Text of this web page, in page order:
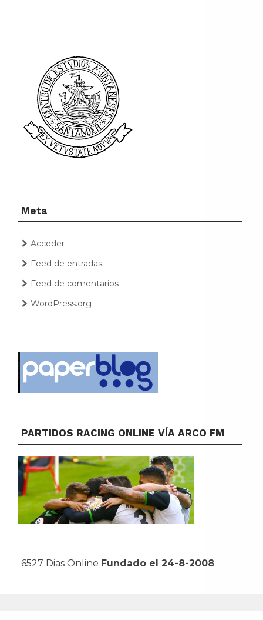
Meta
Acceder
Feed de entradas
Feed de comentarios
WordPress.org
PARTIDOS RACING ONLINE VÍA ARCO FM
6527 Dias Online Fundado el 24-8-2008